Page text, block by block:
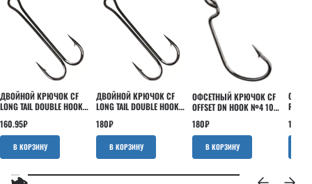
ДВОЙНОЙ КРЮЧОК CF
LONG TAIL DOUBLE HOOK
160.95₽
В КОРЗИНУ
ДВОЙНОЙ КРЮЧОК CF
LONG TAIL DOUBLE HOOK
180₽
В КОРЗИНУ
ОФСЕТНЫЙ КРЮЧОК CF
OFFSET DN HOOK №4 10
180₽
В КОРЗИНУ
151.43